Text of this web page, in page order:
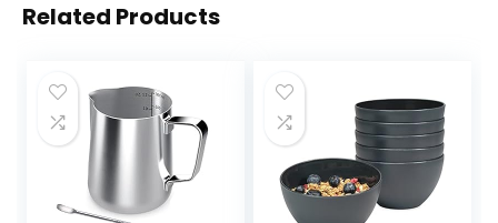
Related Products